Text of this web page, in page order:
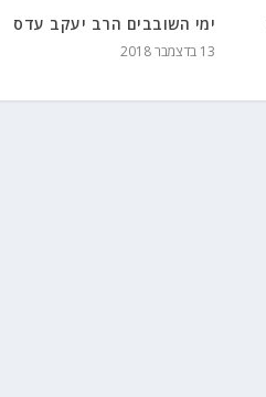
ימי השובבים הרב יעקב עדס
13 בדצמבר 2018